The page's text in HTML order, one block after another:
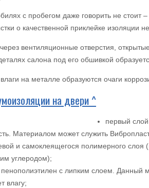
с пробегом даже говорить не стоит –
о качественной приклейке изоляции
вентиляционные отверстия,
салона под его обшивкой
на металле образуются очаги
на двери ^
первый
Материалом может служить
и самоклеящегося полимерного слоя
углеродом);
с липким слоем. Данный
влагу;